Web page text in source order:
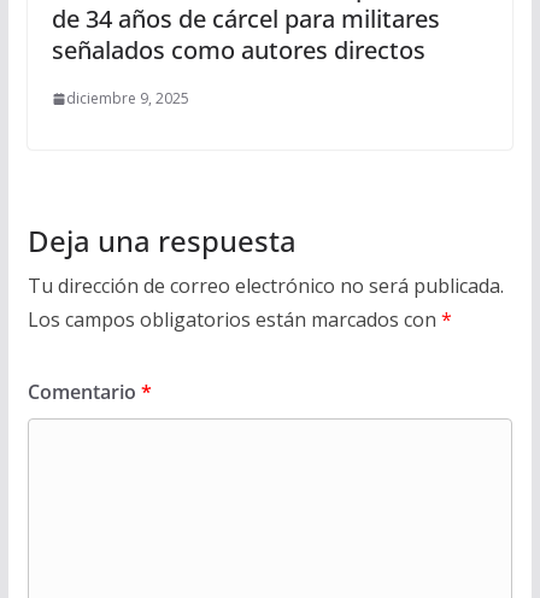
de 34 años de cárcel para militares
señalados como autores directos
diciembre 9, 2025
Deja una respuesta
Tu dirección de correo electrónico no será publicada.
Los campos obligatorios están marcados con *
Comentario *